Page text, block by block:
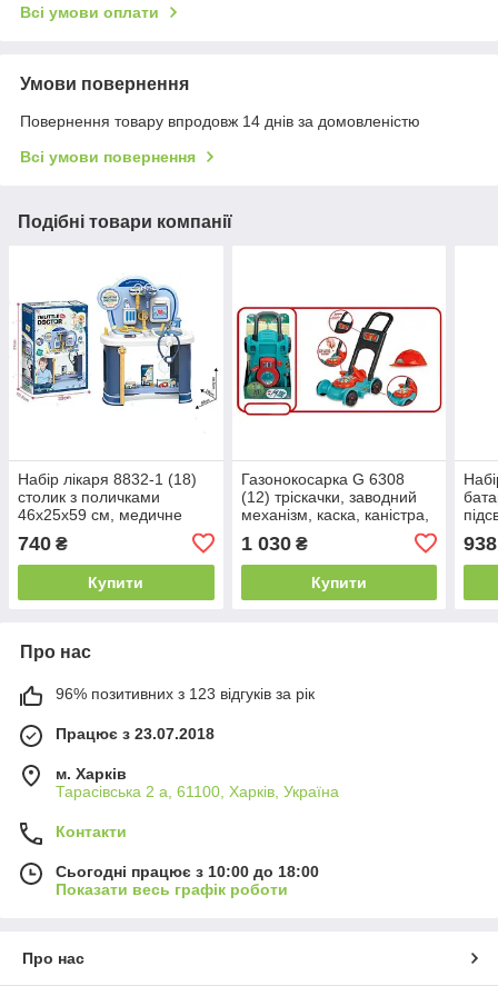
Всі умови оплати
Умови повернення
Повернення товару впродовж 14 днів за домовленістю
Всі умови повернення
Подібні товари компанії
Набір лікаря 8832-1 (18)
столик з поличками
46х25х59 см, медичне
елементи, в коробці
740 ₴
Купити
Газонокосарка G 6308
(12) тріскачки, заводний
механізм, каска, каністра,
1 030₴
Купити
938
Про нас
96% позитивних з 123 відгуків за рік
Працює з 23.07.2018
м. Харків
Тарасівська 2 а, 61100, Харків, Україна
Контакти
Сьогодні працює з 10:00 до 18:00
Показати весь графік роботи
Про нас